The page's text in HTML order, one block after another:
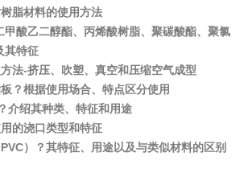
脂材料的使用方法
甲酸乙二醇酯、丙烯酸树脂、聚碳酸酯、聚氯
其特征
法-挤压、吹塑、真空和压缩空气成型
？根据使用场合、特点区分使用
介绍其种类、特征和用途
的浇口类型和特征
）？其特征、用途以及与类似材料的区别